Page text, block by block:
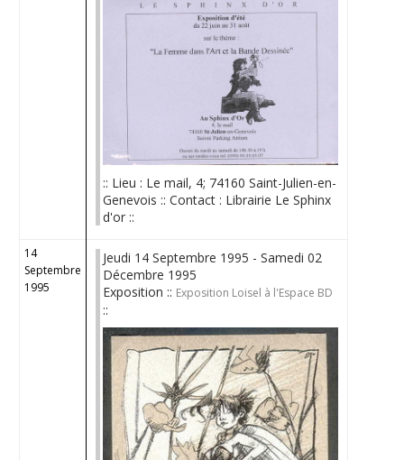
:: Lieu : Le mail, 4; 74160 Saint-Julien-en-
Genevois :: Contact : Librairie Le Sphinx
d'or ::
14
Septembre
1995
Jeudi 14 Septembre 1995 - Samedi 02
Décembre 1995
Exposition :: Exposition Loisel à l'Espace BD
::